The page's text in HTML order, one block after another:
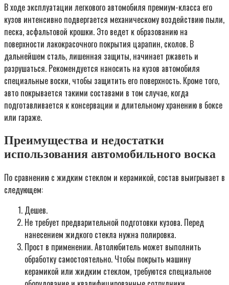
В ходе эксплуатации легкового автомобиля премиум-класса его
кузов интенсивно подвергается механическому воздействию пыли,
песка, асфальтовой крошки. Это ведет к образованию на
поверхности лакокрасочного покрытия царапин, сколов. В
дальнейшем сталь, лишенная защиты, начинает ржаветь и
разрушаться. Рекомендуется наносить на кузов автомобиля
специальные воски, чтобы защитить его поверхность. Кроме того,
авто покрывается такими составами в том случае, когда
подготавливается к консервации и длительному хранению в боксе
или гараже.
Преимущества и недостатки
использования автомобильного воска
По сравнению с жидким стеклом и керамикой, состав выигрывает в
следующем:
Дешев.
Не требует предварительной подготовки кузова. Перед
нанесением жидкого стекла нужна полировка.
Прост в применении. Автолюбитель может выполнить
обработку самостоятельно. Чтобы покрыть машину
керамикой или жидким стеклом, требуются специальное